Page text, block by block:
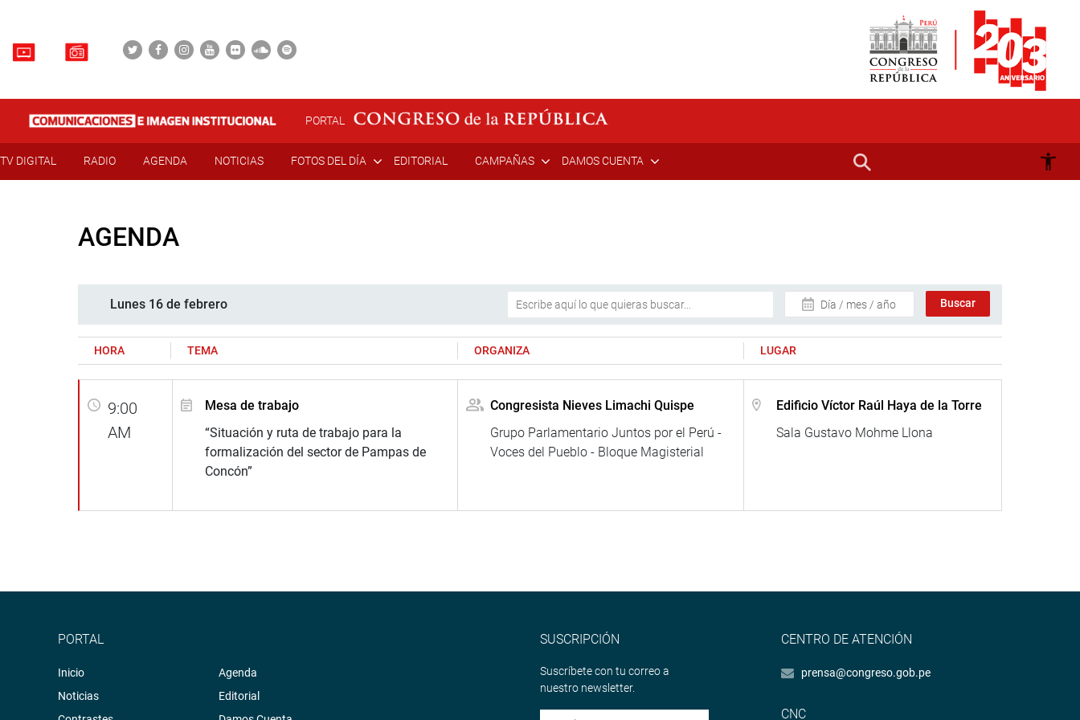
PORTAL
TV DIGITAL RADIO AGENDA NOTICIAS FOTOS DEL DÍA EDITORIAL CAMPAÑAS DAMOS CUENTA
AGENDA
Lunes 16 de febrero Día / mes / año
HORA TEMA ORGANIZA LUGAR
9:00
AM
Mesa de trabajo
“Situación y ruta de trabajo para la
formalización del sector de Pampas de
Concón”
Congresista Nieves Limachi Quispe
Grupo Parlamentario Juntos por el Perú -
Voces del Pueblo - Bloque Magisterial
Edificio Víctor Raúl Haya de la Torre
Sala Gustavo Mohme Llona
PORTAL
Inicio
Noticias
Agenda
Editorial
SUSCRIPCIÓN
Suscríbete con tu correo a
nuestro newsletter.
CENTRO DE ATENCIÓN
prensa@congreso.gob.pe
CNC